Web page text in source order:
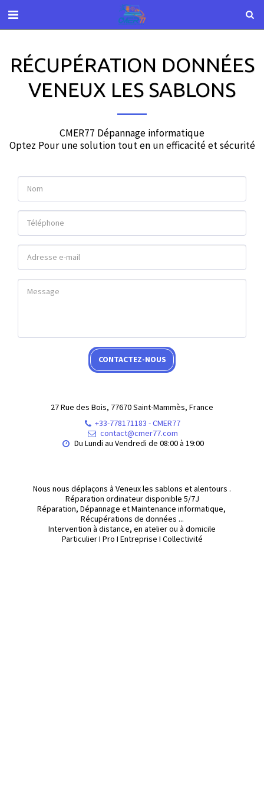
RÉCUPÉRATION DONNÉES
VENEUX LES SABLONS
CMER77 Dépannage informatique
Optez Pour une solution tout en un efficacité et sécurité
CONTACTEZ-NOUS
27 Rue des Bois, 77670 Saint-Mammès, France
+33-778171183 -CMER77
contact@cmer77.com
Du Lundi au Vendredi de 08:00 à 19:00
Nous nous déplaçons à Veneux les sablons et alentours .
Réparation ordinateur disponible 5/7J
Réparation, Dépannage et Maintenance informatique,
Récupérations de données ...
Intervention à distance, en atelier ou à domicile
Particulier I Pro I Entreprise I Collectivité